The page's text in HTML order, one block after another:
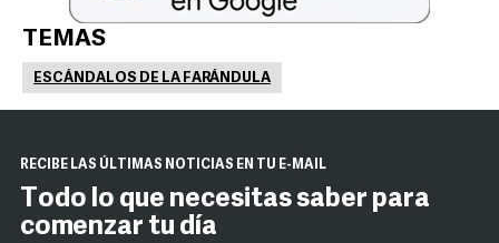
TEMAS
ESCÁNDALOS DE LA FARÁNDULA
RECIBE LAS ÚLTIMAS NOTICIAS EN TU E-MAIL
Todo lo que necesitas saber para
comenzar tu día